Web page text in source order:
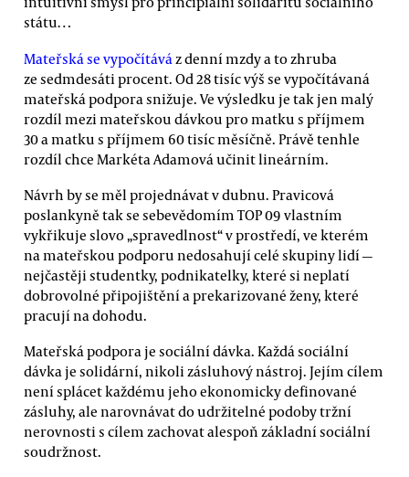
státu…
Mateřská se vypočítává z denní mzdy a to zhruba
ze sedmdesáti procent. Od 28 tisíc výš se vypočítávaná
mateřská podpora snižuje. Ve výsledku je tak jen malý
rozdíl mezi mateřskou dávkou pro matku s příjmem
30 a matku s příjmem 60 tisíc měsíčně. Právě tenhle
rozdíl chce Markéta Adamová učinit lineárním.
Návrh by se měl projednávat v dubnu. Pravicová
poslankyně tak se sebevědomím TOP 09 vlastním
vykřikuje slovo „spravedlnost“ v prostředí, ve kterém
na mateřskou podporu nedosahují celé skupiny lidí —
nejčastěji studentky, podnikatelky, které si neplatí
dobrovolné připojištění a prekarizované ženy, které
pracují na dohodu.
Mateřská podpora je sociální dávka. Každá sociální
dávka je solidární, nikoli zásluhový nástroj. Jejím cílem
není splácet každému jeho ekonomicky definované
zásluhy, ale narovnávat do udržitelné podoby tržní
nerovnosti s cílem zachovat alespoň základní sociální
soudržnost.